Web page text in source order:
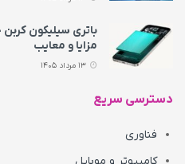
باتری سیلیکون
مزایا و معایب
دسترسی سریع
فناوری
کامپیوتر و موبایل